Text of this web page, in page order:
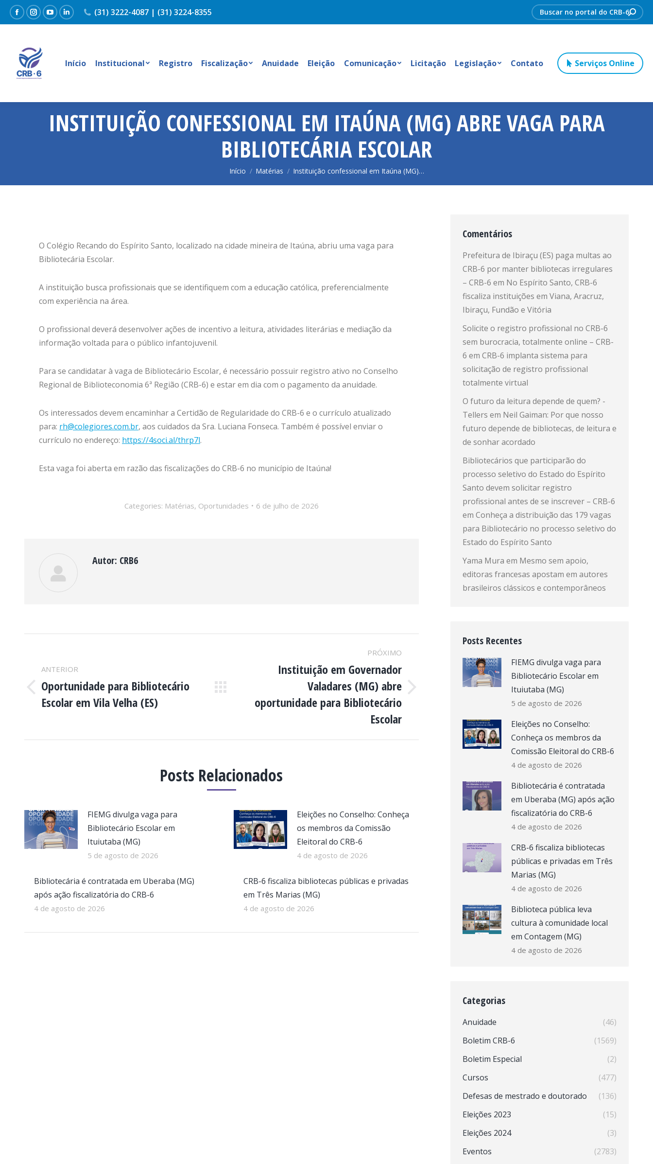
FacebookInstagram
YouTubeLinkedin
(31) 3222-4087 | (31) 3224-8355 Search:
Início Institucional Registro Fiscalização Anuidade Eleição Comunicação Licitação Legislação Contato Serviços Online
INSTITUIÇÃO CONFESSIONAL EM ITAÚNA (MG) ABRE VAGA PARA
BIBLIOTECÁRIA ESCOLAR
Você está aqui:
Início Matérias Instituição confessional em Itaúna (MG)…
O Colégio Recando do Espírito Santo, localizado na cidade mineira de Itaúna, abriu uma vaga para
Bibliotecária Escolar.
A instituição busca profissionais que se identifiquem com a educação católica, preferencialmente
com experiência na área.
O profissional deverá desenvolver ações de incentivo a leitura, atividades literárias e mediação da
informação voltada para o público infantojuvenil.
Para se candidatar à vaga de Bibliotecário Escolar, é necessário possuir registro ativo no Conselho
Regional de Biblioteconomia 6ª Região (CRB-6) e estar em dia com o pagamento da anuidade.
Os interessados devem encaminhar a Certidão de Regularidade do CRB-6 e o currículo atualizado
para: rh@colegiores.com.br, aos cuidados da Sra. Luciana Fonseca. Também é possível enviar o
currículo no endereço: https://4soci.al/thrp7l.
Esta vaga foi aberta em razão das fiscalizações do CRB-6 no município de Itaúna!
Categories: Matérias, Oportunidades 6 de julho de 2026
Autor: CRB6
DE
POST:
ANTERIOR
Post
anterior:
Oportunidade para Bibliotecário
Escolar em Vila Velha (ES)
PRÓXIMO
post:
Instituição em Governador
Valadares (MG) abre
oportunidade para Bibliotecário
Escolar
Posts Relacionados
FIEMG divulga vaga para
Bibliotecário Escolar em
Ituiutaba (MG)
5 de agosto de 2026
Eleições no Conselho: Conheça
os membros da Comissão
Eleitoral do CRB-6
4 de agosto de 2026
Bibliotecária é contratada em Uberaba (MG)
após ação fiscalizatória do CRB-6
4 de agosto de 2026
CRB-6 fiscaliza bibliotecas públicas e privadas
em Três Marias (MG)
4 de agosto de 2026
Comentários
Prefeitura de Ibiraçu (ES) paga multas ao
CRB-6 por manter bibliotecas irregulares
– CRB-6 em No Espírito Santo, CRB-6
fiscaliza instituições em Viana, Aracruz,
Ibiraçu, Fundão e Vitória
Solicite o registro profissional no CRB-6
sem burocracia, totalmente online – CRB-
6 em CRB-6 implanta sistema para
solicitação de registro profissional
totalmente virtual
O futuro da leitura depende de quem? -
Tellers em Neil Gaiman: Por que nosso
futuro depende de bibliotecas, de leitura e
de sonhar acordado
Bibliotecários que participarão do
processo seletivo do Estado do Espírito
Santo devem solicitar registro
profissional antes de se inscrever – CRB-6
em Conheça a distribuição das 179 vagas
para Bibliotecário no processo seletivo do
Estado do Espírito Santo
Yama Mura em Mesmo sem apoio,
editoras francesas apostam em autores
brasileiros clássicos e contemporâneos
Posts Recentes
FIEMG divulga vaga para
Bibliotecário Escolar em
Ituiutaba (MG)
5 de agosto de 2026
Eleições no Conselho:
Conheça os membros da
Comissão Eleitoral do CRB-6
4 de agosto de 2026
Bibliotecária é contratada
em Uberaba (MG) após ação
fiscalizatória do CRB-6
4 de agosto de 2026
CRB-6 fiscaliza bibliotecas
públicas e privadas em Três
Marias (MG)
4 de agosto de 2026
Biblioteca pública leva
cultura à comunidade local
em Contagem (MG)
4 de agosto de 2026
Categorias
Anuidade
(46)
Boletim CRB-6
(1569)
Boletim Especial
(2)
Cursos
(477)
Defesas de mestrado e doutorado
(136)
Eleições 2023
(15)
Eleições 2024
(3)
Eventos
(2783)